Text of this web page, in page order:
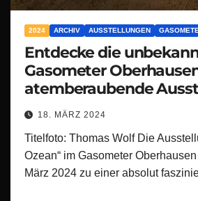
2024 ARCHIV AUSSTELLUNGEN
Entdecke die
Gasometer
atemberaubende
‚Planet Ozean‘
18. MÄRZ 2024
Titelfoto: Thomas Wolf Die
Ozean“ im Gasometer
März 2024 zu einer absolut